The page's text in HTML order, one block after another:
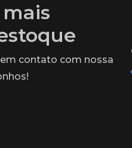
contato com nossa